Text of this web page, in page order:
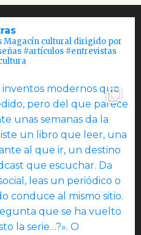
Magacín cultural dirigido por
#artículos #entrevistas